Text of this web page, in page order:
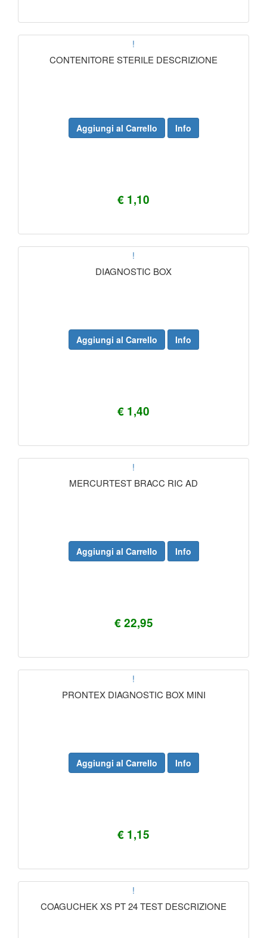
!
CONTENITORE STERILE DESCRIZIONE
€ 1,10
Aggiungi al Carrello Info
!
DIAGNOSTIC BOX
€ 1,40
Aggiungi al Carrello Info
!
MERCURTEST BRACC RIC AD
€ 22,95
Aggiungi al Carrello Info
!
PRONTEX DIAGNOSTIC BOX MINI
€ 1,15
Aggiungi al Carrello Info
!
COAGUCHEK XS PT 24 TEST DESCRIZIONE